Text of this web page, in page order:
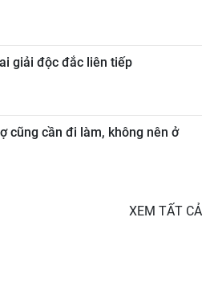
giải độc đắc liên tiếp
cũng cần đi làm, không nên ở
XEM TẤT CẢ